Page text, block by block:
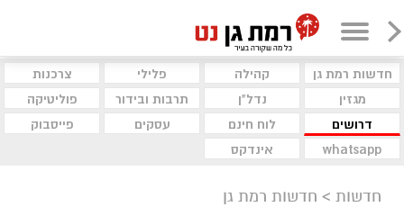
חדשות רמת גן קהילה פלילי
צרכנות
מגזין
נדל"ן תרבות ובידור
פוליטיקה
דרושים
לוח חינם עסקים
פייסבוק
whatsapp
אינדקס
חדשות > חדשות רמת גן